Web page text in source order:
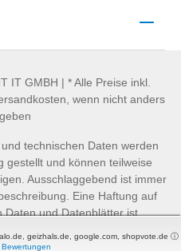
IT GMBH | * Alle Preise inkl.
wenn nicht anders
technischen Daten werden
gestellt und können teilweise
Ausschlaggebend ist immer
Eine Haftung auf
Daten und Datenblätter ist
geizhals.de, google.com, shopvote.de ⓘ